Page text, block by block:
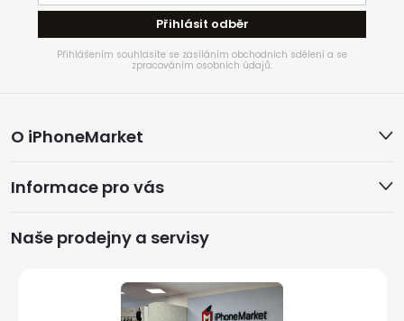
Přihlásit odběr
Přihlášením souhlasíte se zasíláním obchodních sdělení a se
zpracováním osobních údajů.
á
p
a
O iPhoneMarket
Informace pro vás
Naše prodejny a servisy